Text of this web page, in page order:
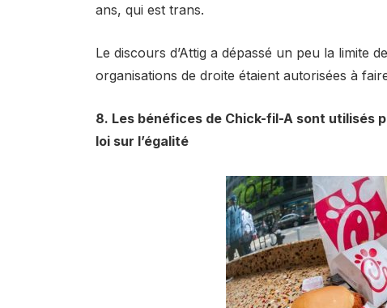
ans, qui est trans.
Le discours d’Attig a dépassé un peu la limite
organisations de droite étaient autorisées à
8. Les bénéfices de Chick-fil-A sont utilisés
loi sur l’égalité